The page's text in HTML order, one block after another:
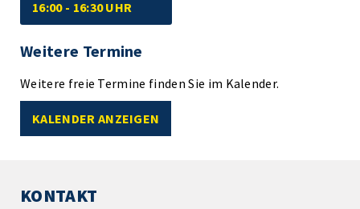
16:00 - 16:30 UHR
Weitere Termine
Weitere freie Termine finden Sie im Kalender.
KALENDER ANZEIGEN
KONTAKT